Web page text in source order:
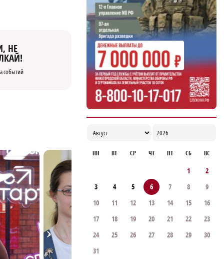
НЕ
событий
Садыр Жапаров и Глеб Никитин провели
рабочую встречу в Киргизии
17:38
ПН ВТ СР ЧТ ПТ СБ ВС
1
2
3
4 5 6 7 8
9
10
11 12 13 14 15
16
17
18 19 20 21 22
23
24
25 26 27 28 29
30
31